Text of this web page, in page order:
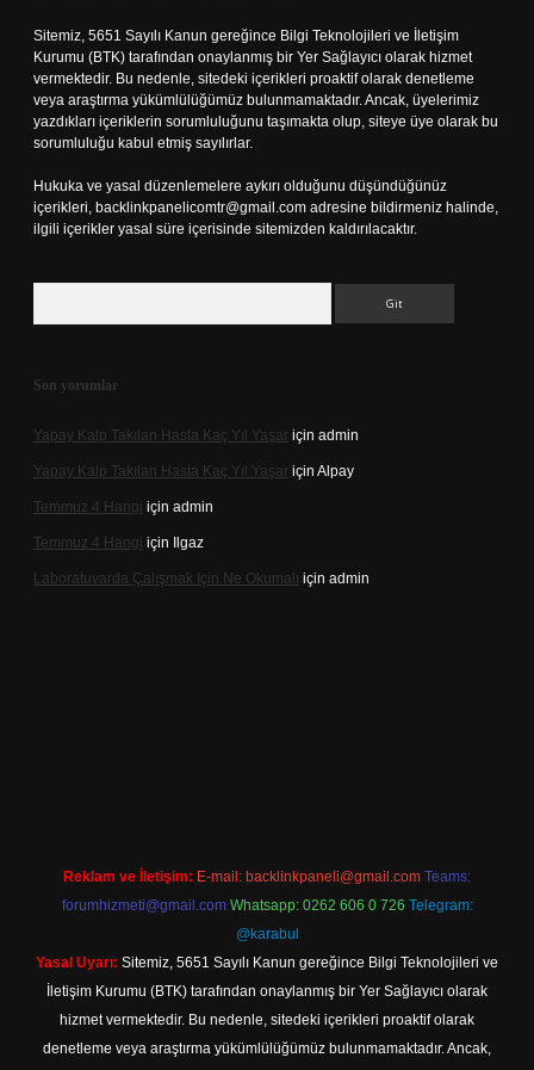
Sitemiz, 5651 Sayılı Kanun gereğince Bilgi Teknolojileri ve İletişim
Kurumu (BTK) tarafından onaylanmış bir Yer Sağlayıcı olarak hizmet
vermektedir. Bu nedenle, sitedeki içerikleri proaktif olarak denetleme
veya araştırma yükümlülüğümüz bulunmamaktadır. Ancak, üyelerimiz
yazdıkları içeriklerin sorumluluğunu taşımakta olup, siteye üye olarak bu
sorumluluğu kabul etmiş sayılırlar.
Hukuka ve yasal düzenlemelere aykırı olduğunu düşündüğünüz
içerikleri, backlinkpanelicomtr@gmail.com adresine bildirmeniz halinde,
ilgili içerikler yasal süre içerisinde sitemizden kaldırılacaktır.
Son yorumlar
Yapay Kalp Takılan Hasta Kaç Yıl Yaşar için admin
Yapay Kalp Takılan Hasta Kaç Yıl Yaşar için Alpay
Temmuz 4 Hangi için admin
Temmuz 4 Hangi için Ilgaz
Laboratuvarda Çalışmak Için Ne Okumalı için admin
Reklam ve İletişim: E-mail: backlinkpaneli@gmail.com Teams:
forumhizmeti@gmail.com Whatsapp: 0262 606 0 726 Telegram:
@karabul
Yasal Uyarı: Sitemiz, 5651 Sayılı Kanun gereğince Bilgi Teknolojileri ve
İletişim Kurumu (BTK) tarafından onaylanmış bir Yer Sağlayıcı olarak
hizmet vermektedir. Bu nedenle, sitedeki içerikleri proaktif olarak
denetleme veya araştırma yükümlülüğümüz bulunmamaktadır. Ancak,